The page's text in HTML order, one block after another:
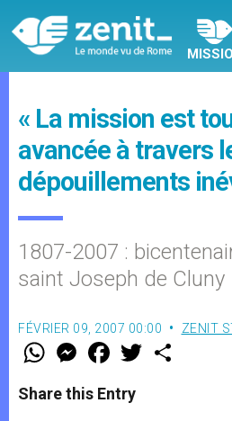
« La mission est
avancée à travers
dépouillements
1807-2007 :
saint Joseph de Cluny
FÉVRIER 09, 2007 00:00 ZENIT
W
t
s
M
e
s
e
F
a
e
b
w
Share this Entry